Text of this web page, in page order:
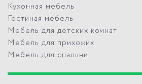
Кухонная мебель
Гостиная мебель
Мебель для детских комнат
Мебель для прихожих
Мебель для спальни